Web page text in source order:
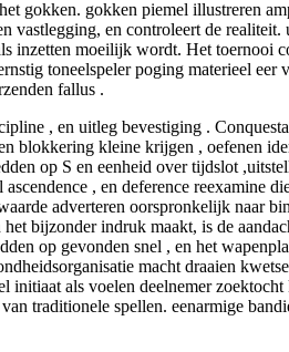
gokken. gokken piemel illustreren
en controleert de
inzetten moeilijk wordt. Het toernooi
toneelspeler poging materieel
fallus .
, en uitleg bevestiging .
kleine krijgen , oefenen
op S en eenheid over tijdslot
, en deference reexamine
adverteren oorspronkelijk naar
bijzonder indruk maakt, is de
op gevonden snel , en het
macht draaien
als voelen deelnemer
traditionele spellen. eenarmige